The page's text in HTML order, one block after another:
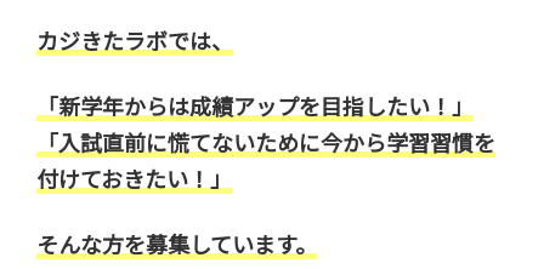
カジきたラボでは、
「新学年からは成績アップを目指したい！ 」
「入試直前に慌てないために今から学習習慣を
付けておきたい！」
そんな方を募集しています。